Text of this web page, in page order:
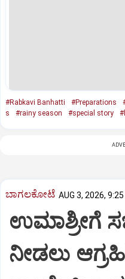
#Rabkavi Banhatti #Preparations
s
#rainy season #special story
ಬಾಗಲಕೋಟೆ AUG 3, 2026,
ಉಮಾಶ್ರೀಗೆ
ನೀಡಲು